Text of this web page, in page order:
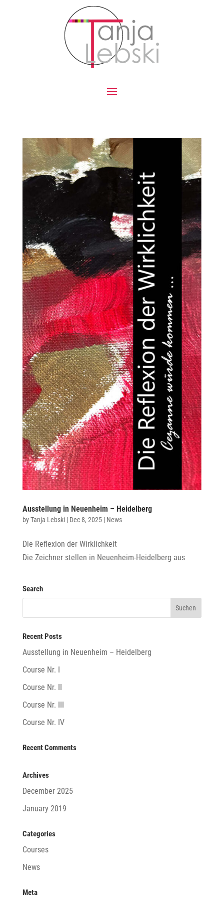
Ausstellung in Neuenheim – Heidelberg
byTanja Lebski| Dec 8, 2025| News
Die Reflexion der Wirklichkeit
Die Zeichner stellen in Neuenheim-Heidelberg aus
Search
Recent Posts
Ausstellung in Neuenheim – Heidelberg
Course Nr. I
Course Nr. II
Course Nr. III
Course Nr. IV
Recent Comments
Archives
December 2025
January 2019
Categories
Courses
News
Meta